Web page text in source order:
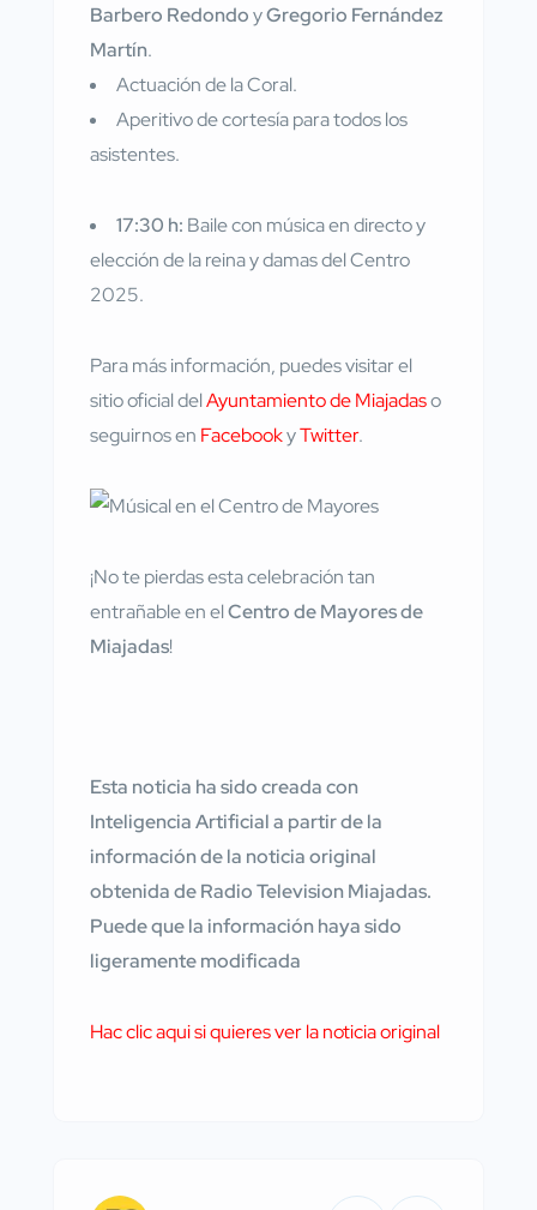
Barbero RedondoyGregorio Fernández
Martín.
Actuación de la Coral.
Aperitivo de cortesía para todos los
asistentes.
17:30 h: Baile con música en directo y
elección de la reina y damas del Centro
2025.
Para más información, puedes visitar el
sitio oficial delAyuntamiento de Miajadaso
seguirnos en FacebookyTwitter.
¡No te pierdas esta celebración tan
entrañable en elCentro de Mayores de
Miajadas!
Esta noticia ha sido creada con
Inteligencia Artificial a partir de la
información de la noticia original
obtenida de Radio Television Miajadas.
Puede que la información haya sido
ligeramente modificada
Hac clic aqui si quieres ver la noticia original